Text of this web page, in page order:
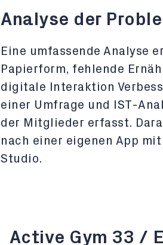
Analyse der
Eine umfassende Analyse
Papierform, fehlende
digitale Interaktion
einer Umfrage und IST-
der Mitglieder erfasst.
nach einer eigenen App
Studio.
Active Gym 33 /